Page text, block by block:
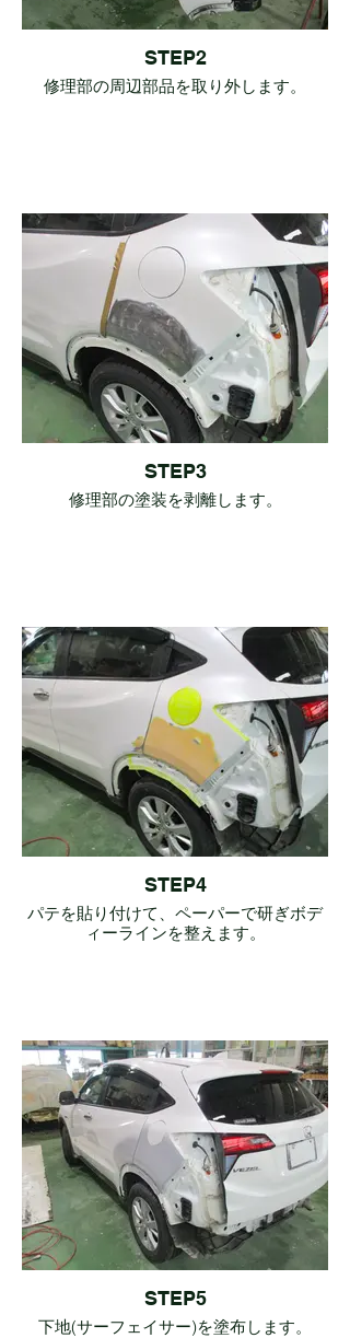
STEP2
修理部の周辺部品を取り外します。
STEP3
修理部の塗装を剥離します。
STEP4
パテを貼り付けて、ペーパーで研ぎボデ
ィーラインを整えます。
STEP5
下地(サーフェイサー)を塗布します。